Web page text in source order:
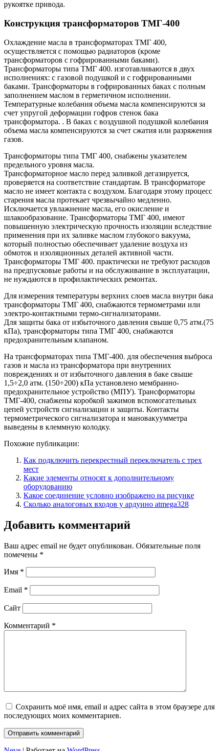
рукоятке привода.
Конструкция трансформаторов ТМГ-400
Охлаждение масла в трансформаторах ТМГ 400,
осуществляется с помощью радиаторов (кроме
трансформаторов с гофрированными баками).
Трансформаторы типа ТМГ 400. изготавливаются в двух
исполнениях: с газовой подушкой и с гофрированными
баками. Трансформаторы в гофрированных баках с полным
заполнением маслом в герметичном исполнении.
Температурные колебания объема масла компенсируются за
счет упругой деформации гофров стенок бака
трансформатора. . В баках с воздушной подушкой колебания
объема масла компенсируются за счет сжатия или разряжения
газов.
Трансформаторы типа ТМГ 400, снабжены указателем
предельного уровня масла.
Трансформаторное масло перед заливкой дегазируется,
проверяется на соответствие стандартам. В трансформаторе
масло не имеет контакта с воздухом. Благодаря этому процесс
старения масла протекает чрезвычайно медленно.
Исключается увлажнение масла, его окисление и
шлакообразование. Трансформаторы ТМГ 400, имеют
повышенную электрическую прочность изоляции вследствие
применения при их заливке маслом глубокого вакуума,
который полностью обеспечивает удаление воздуха из
обмоток и изоляционных деталей активной части.
Трансформаторы ТМГ 400. практически не требуют расходов
на предпусковые работы и на обслуживание в эксплуатации,
не нуждаются в профилактических ремонтах.
Для измерения температуры верхних слоев масла внутри бака
трансформаторы ТМГ 400, снабжаются термометрами или
электро-контактными термо-сигнализаторами.
Для защиты бака от избыточного давления свыше 0,75 атм.(75
кПа), трансформаторы типа ТМГ 400, снабжаются
предохранительным клапаном.
На трансформаторах типа ТМГ-400. для обеспечения выброса
газов и масла из трансформатора при внутренних
повреждениях и от избыточного давления в баке свыше
1,5÷2,0 атм. (150÷200) кПа установлено мембранно-
предохранительное устройство (МПУ). Трансформаторы
ТМГ-400, снабжены коробкой зажимов вспомогательных
цепей устройств сигнализации и защиты. Контакты
термометрического сигнализатора и мановакуумметра
выведены в клеммную колодку.
Похожие публикации:
Как подключить перекрестный переключатель с трех
мест
Какие элементы относят к дополнительному
оборудованию
Какое соединение условно изображено на рисунке
Сколько аналоговых входов у ардуино atmega328
Добавить комментарий
Ваш адрес email не будет опубликован. Обязательные поля
помечены *
Имя *
Email *
Сайт
Комментарий *
Сохранить моё имя, email и адрес сайта в этом браузере для
последующих моих комментариев.